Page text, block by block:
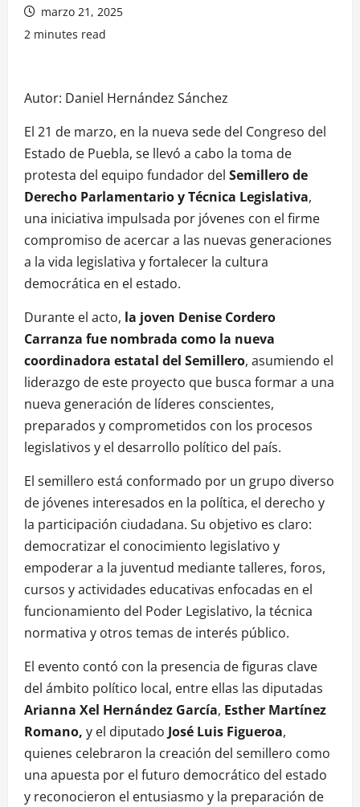
marzo 21, 2025
2 minutes read
Autor: Daniel Hernández Sánchez
El 21 de marzo, en la nueva sede del Congreso del
Estado de Puebla, se llevó a cabo la toma de
protesta del equipo fundador del Semillero de
Derecho Parlamentario y Técnica Legislativa,
una iniciativa impulsada por jóvenes con el firme
compromiso de acercar a las nuevas generaciones
a la vida legislativa y fortalecer la cultura
democrática en el estado.
Durante el acto, la joven Denise Cordero
Carranza fue nombrada como la nueva
coordinadora estatal del Semillero, asumiendo el
liderazgo de este proyecto que busca formar a una
nueva generación de líderes conscientes,
preparados y comprometidos con los procesos
legislativos y el desarrollo político del país.
El semillero está conformado por un grupo diverso
de jóvenes interesados en la política, el derecho y
la participación ciudadana. Su objetivo es claro:
democratizar el conocimiento legislativo y
empoderar a la juventud mediante talleres, foros,
cursos y actividades educativas enfocadas en el
funcionamiento del Poder Legislativo, la técnica
normativa y otros temas de interés público.
El evento contó con la presencia de figuras clave
del ámbito político local, entre ellas las diputadas
Arianna Xel Hernández García, Esther Martínez
Romano, y el diputado José Luis Figueroa,
quienes celebraron la creación del semillero como
una apuesta por el futuro democrático del estado
y reconocieron el entusiasmo y la preparación de